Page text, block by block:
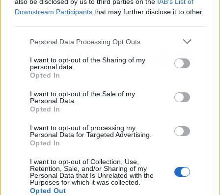
Downstream Participants that may further disclose it to other
Personal Data Processing Opt Outs
I want to opt-out of the Sharing of my
personal data.
Opted In
I want to opt-out of the Sale of my
Personal Data.
Opted In
I want to opt-out of processing my
Personal Data for Targeted Advertising.
Opted In
I want to opt-out of Collection, Use,
Retention, Sale, and/or Sharing of my
Personal Data that Is Unrelated with the
Purposes for which it was collected.
Opted Out
la valoración de
inmuebles antes de
españoles, surge un
fondo de capital riesgo